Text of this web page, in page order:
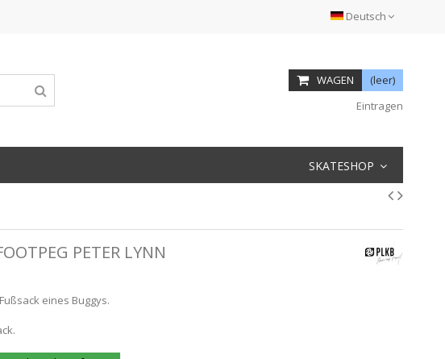
Deutsch
WAGEN
(leer)
Eintragen
SKATESHOP
PETER LYNN
eines Buggys.